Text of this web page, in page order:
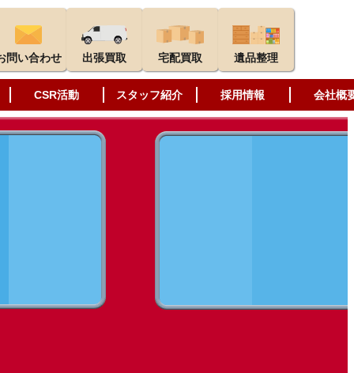
問い合わせ 出張買取 宅配買取 遺品整理
CSR活動 スタッフ紹介 採用情報 会社概